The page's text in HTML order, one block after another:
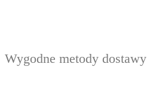
Wygodne metody dostawy